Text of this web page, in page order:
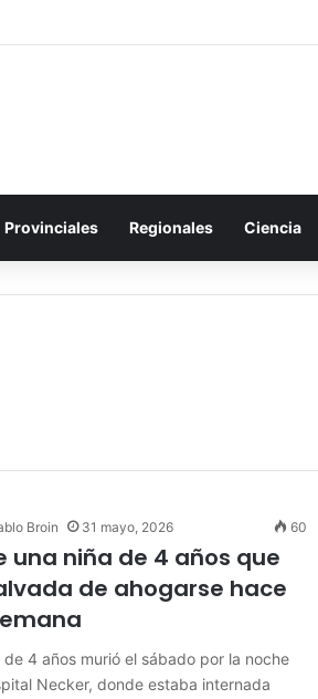
Provinciales Regionales Ciencia
Broin 31 mayo, 2026 60
una niña de 4 años que
de ahogarse hace
de 4 años murió el sábado por la noche
Necker, donde estaba internada